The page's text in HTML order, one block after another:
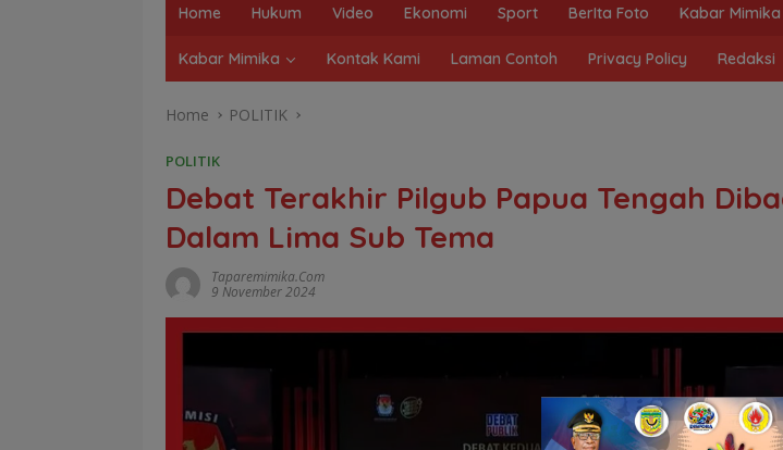
Home Hukum Video Ekonomi Sport BerIta Foto Kabar Mimika
Kabar Mimika Kontak Kami Laman Contoh Privacy Policy Redaksi
Home POLITIK
POLITIK
Debat Terakhir Pilgub Papua Tengah
Dalam Lima Sub Tema
Taparemimika.com
9 November 2024